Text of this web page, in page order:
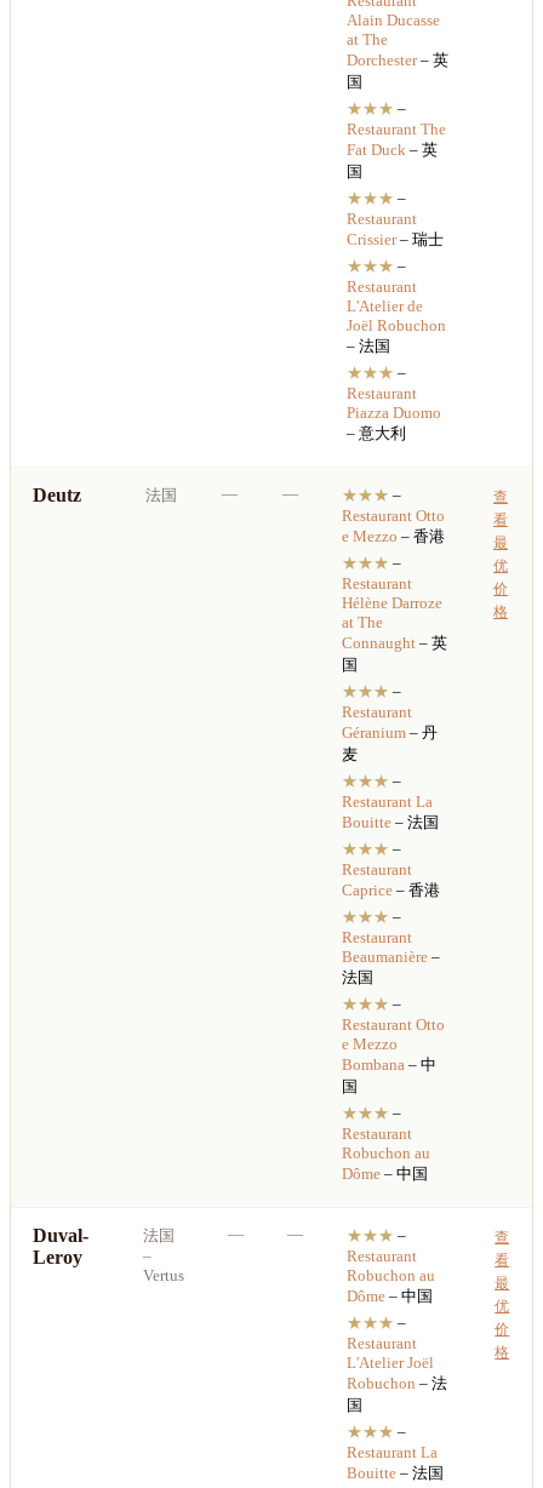
Alain Ducasse
at The
Dorchester– 英
国
★★★ –
RestaurantThe
Fat Duck – 英
国
★★★ –
Restaurant
Crissier– 瑞士
★★★ –
Restaurant
L'Atelier de
Joël Robuchon
– 法国
★★★ –
Restaurant
Piazza Duomo
– 意大利
Deutz 法国 — — ★★★ –
RestaurantOtto
e Mezzo – 香港
★★★ –
Restaurant
Hélène Darroze
at The
Connaught – 英
国
★★★ –
Restaurant
Géranium – 丹
麦
★★★ –
RestaurantLa
Bouitte – 法国
★★★ –
Restaurant
Caprice – 香港
★★★ –
Restaurant
Beaumanière –
法国
★★★ –
RestaurantOtto
e Mezzo
Bombana – 中
国
★★★ –
Restaurant
Robuchon au
Dôme – 中国
查
看
最
优
价
格
Duval-
Leroy
法国
–
Vertus
— — ★★★ –
Restaurant
Robuchon au
Dôme – 中国
★★★ –
Restaurant
L'Atelier Joël
Robuchon – 法
国
★★★ –
RestaurantLa
Bouitte – 法国
查
看
最
优
价
格